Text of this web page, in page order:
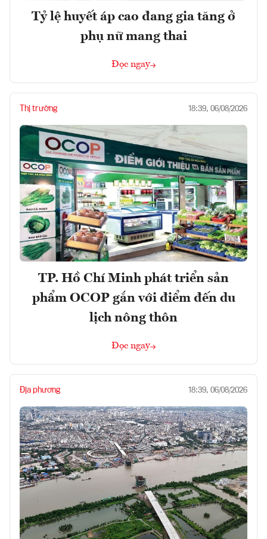
Tỷ lệ huyết áp cao đang gia tăng ở
phụ nữ mang thai
Đọc ngay
Thị trường 18:39, 06/08/2026
TP. Hồ Chí Minh phát triển sản
phẩm OCOP gắn với điểm đến du
lịch nông thôn
Đọc ngay
Địa phương 18:39, 06/08/2026